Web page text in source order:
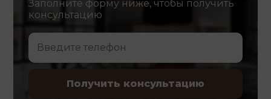
Заполните форму ниже, чтобы получить
консультацию